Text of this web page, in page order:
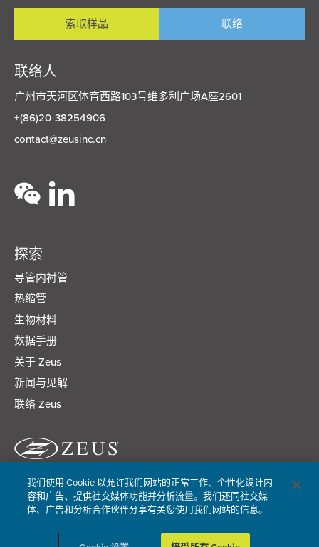
索取样品 联络
联络人
广州市天河区体育西路103号维多利广场A座2601
+(86)20-38254906
contact@zeusinc.cn
探索
导管内衬管
热缩管
生物材料
数据手册
关于 Zeus
新闻与见解
联络 Zeus
隐私政策 Cookie 政策
© Zeus Company LLC 版权所有。
我们使用 Cookie 以允许我们网站的正常工作、个性化设计内
容和广告、提供社交媒体功能并分析流量。我们还同社交媒
体、广告和分析合作伙伴分享有关您使用我们网站的信息。